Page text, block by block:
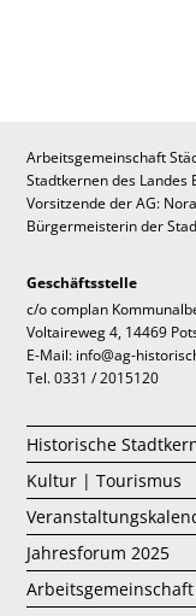
Arbeitsgemeinschaft
Stadtkernen des Landes
Vorsitzende der AG:
Bürgermeisterin der
Geschäftsstelle
c/o complan
Voltaireweg 4, 14469
E-Mail: info@ag-
Tel. 0331 / 2015120
Historische
Kultur | Tourismus
Jahresforum 2025
Arbeitsgemeinschaft